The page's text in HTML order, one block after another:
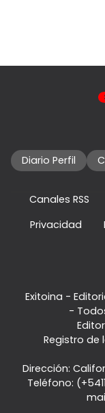
Diario Perfil
Canales RSS
Privacidad
Exitoina -
-
Registro de
Dirección:
Teléfono: